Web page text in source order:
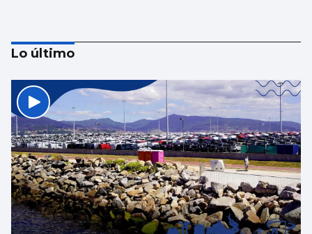
Vivas reclama expulsiones inmediatas y
más vigilancia
Lo último